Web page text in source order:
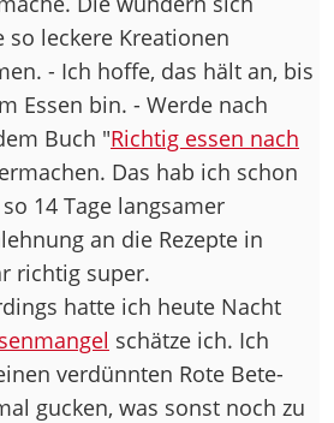
so leckere Kreationen
- Ich hoffe, das hält an, bis
Essen bin. - Werde nach
Buch "Richtig essen nach
Das hab ich schon
14 Tage langsamer
an die Rezepte in
richtig super.
hatte ich heute Nacht
schätze ich. Ich
verdünnten Rote Bete-
gucken, was sonst noch zu